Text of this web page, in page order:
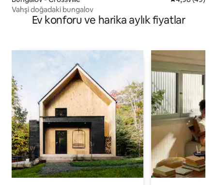
Vahşi doğadaki bungalov
Ev konforu ve harika aylık fiyatlar